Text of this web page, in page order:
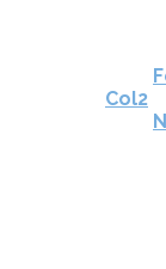
Col2